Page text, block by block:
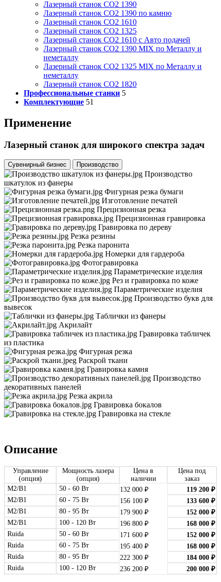
Лазерный станок СО2 1390
Лазерный станок СО2 1390 по камню
Лазерный станок СО2 1610
Лазерный станок СО2 1325
Лазерный станок СО2 1610 с Авто подачей
Лазерный станок СО2 1390 MIX по Металлу и
неметаллу
Лазерный станок СО2 1325 MIX по Металлу и
неметаллу
Лазерный станок СО2 1820
Профессиональные станки 5
Комплектующие 51
Применение
Лазерный станок для широкого спектра задач
Сувенирный бизнес Производство
Производство
шкатулок из фанеры
Фигурная резка бумаги
Изготовление печатей
Прецизионная резка
Прецизионная гравировка
Гравировка по дереву
Резка резины
Резка паронита
Номерки для гардероба
Фотогравировка
Параметрические изделия
Рез и гравировка по коже
Параметрические изделия
Производство букв для
вывесок
Таблички из фанеры
Акрилайт
Гравировка табличек
из пластика
Фигурная резка
Раскрой ткани
Гравировка камня
Производство
декоративных панелей
Резка акрила
Гравировка бокалов
Гравировка на стекле
Описание
Управление
(опция)
Мощность лазера
(опция)
Цена в
наличии
Цена под
заказ
M2/B1
50 - 60 Вт 132 000 ₽ 119 200 ₽
M2/B1
60 - 75 Вт 156 100 ₽ 133 600 ₽
M2/B1
80 - 95 Вт 179 900 ₽ 152 000 ₽
M2/B1
100 - 120 Вт 196 800 ₽ 168 000 ₽
Ruida
50 - 60 Вт 171 600 ₽ 152 000 ₽
Ruida
60 - 75 Вт 195 400 ₽ 168 000 ₽
Ruida
80 - 95 Вт 222 300 ₽ 184 000 ₽
Ruida
100 - 120 Вт 236 200 ₽ 200 000 ₽